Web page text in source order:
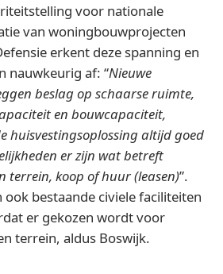
voor nationale
van woningbouwprojecten
erkent deze spanning en
nauwkeurig af: “Nieuwe
beslag op schaarse ruimte,
en bouwcapaciteit,
huisvestingsoplossing altijd goed
er zijn wat betreft
terrein, koop of huur (leasen)”.
bestaande civiele faciliteiten
er gekozen wordt voor
terrein, aldus Boswijk.